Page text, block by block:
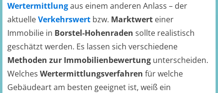
Wertermittlungaus einem anderen Anlass – der
aktuelleVerkehrswert bzw. Marktwert einer
Immobilie in Borstel-Hohenraden sollte realistisch
geschätzt werden. Es lassen sich verschiedene
Methoden zur Immobilienbewertung unterscheiden.
Welches Wertermittlungsverfahren für welche
Gebäudeart am besten geeignet ist, weiß ein